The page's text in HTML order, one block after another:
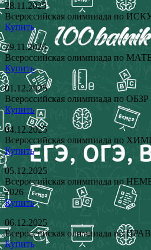
28.11.2025
Всероссийская олимпиада по
Купить
29.11.2025
Всероссийская олимпиада по
Купить
01.12.2025
Всероссийская олимпиада по ОБЗР
Купить
04.12.2025
Всероссийская олимпиада по
Купить
05.12.2025
Всероссийская олимпиада по
2026
Купить
06.12.2025
Всероссийская олимпиада по
Купить